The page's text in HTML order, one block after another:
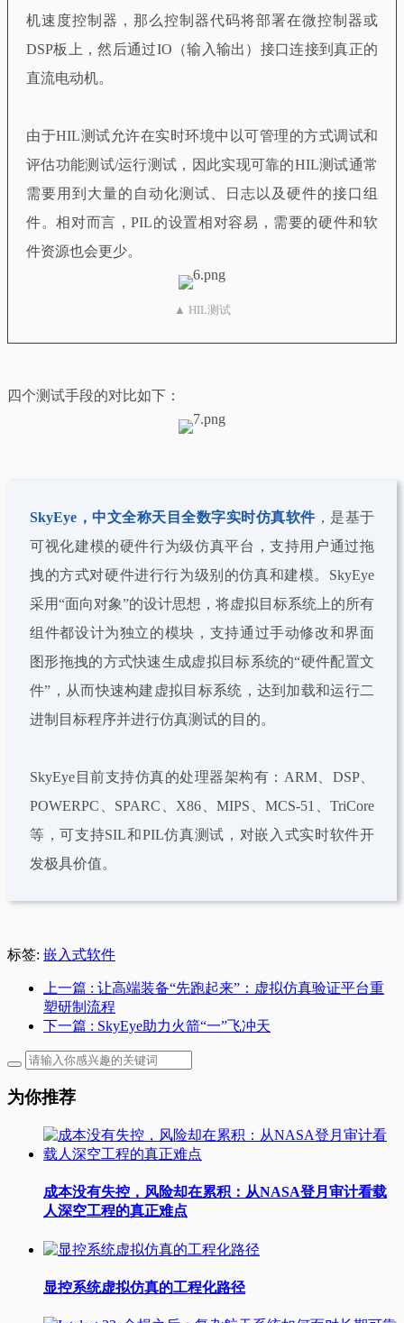
机速度控制器，那么控制器代码将部署在微控制器或
DSP板上，然后通过IO（输入输出）接口连接到真正的
直流电动机。
由于HIL测试允许在实时环境中以可管理的方式调试和
评估功能测试/运行测试，因此实现可靠的HIL测试通常
需要用到大量的自动化测试、日志以及硬件的接口组
件。相对而言，PIL的设置相对容易，需要的硬件和软
件资源也会更少。
▲ HIL测试
四个测试手段的对比如下：
SkyEye，中文全称天目全数字实时仿真软件，是基于
可视化建模的硬件行为级仿真平台，支持用户通过拖
拽的方式对硬件进行行为级别的仿真和建模。SkyEye
采用“面向对象”的设计思想，将虚拟目标系统上的所有
组件都设计为独立的模块，支持通过手动修改和界面
图形拖拽的方式快速生成虚拟目标系统的“硬件配置文
件”，从而快速构建虚拟目标系统，达到加载和运行二
进制目标程序并进行仿真测试的目的。
SkyEye目前支持仿真的处理器架构有：ARM、DSP、
POWERPC、SPARC、X86、MIPS、MCS-51、TriCore
等，可支持SIL和PIL仿真测试，对嵌入式实时软件开
发极具价值。
标签: 嵌入式软件
上一篇 : 让高端装备“先跑起来”：虚拟仿真验证平台重
塑研制流程
下一篇 : SkyEye助力火箭“一”飞冲天
为你推荐
成本没有失控，风险却在累积：从NASA登月审计看载
人深空工程的真正难点
显控系统虚拟仿真的工程化路径